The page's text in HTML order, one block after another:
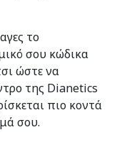
το
σου κώδικα
ώστε να
της Dianetics
πιο κοντά
σου.